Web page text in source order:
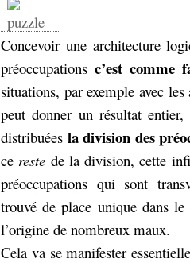
Concevoir une architecture
préoccupationsc’est comme
situations, par exemple avec
peut donner un résultat
distribuées la division des
ce reste de la division, cette
préoccupations qui sont
trouvé de place unique dans
l’origine de nombreux maux.
Cela va se manifester